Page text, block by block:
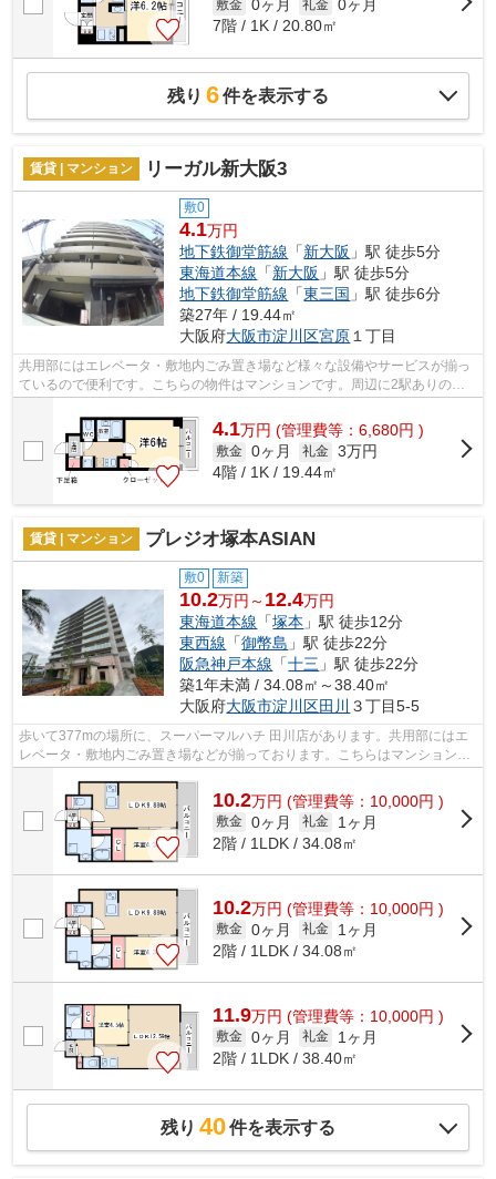
敷金 0ヶ月 礼金 0ヶ月
7階 / 1K / 20.80㎡
残り 6件を表示する
賃貸 | マンション リーガル新大阪3
敷0
4.1万円
地下鉄御堂筋線 「新大阪 」駅 徒歩5分
東海道本線 「新大阪 」駅 徒歩5分
地下鉄御堂筋線 「東三国 」駅 徒歩6分
築27年 / 19.44㎡
大阪府大阪市淀川区宮原 １丁目
共用部にはエレベータ・敷地内ごみ置き場など様々な設備やサービスが揃っ
ているので便利です。こちらの物件はマンションです。周辺に2駅ありの電
車通勤しやすい物件です。メンテナンス...
4.1万円 (管理費等：6,680円 )
敷金 0ヶ月 礼金 3万円
4階 / 1K / 19.44㎡
賃貸 | マンション プレジオ塚本ASIAN
敷0 新築
10.2万円～ 12.4万円
東海道本線 「塚本 」駅 徒歩12分
東西線 「御幣島 」駅 徒歩22分
阪急神戸本線 「十三 」駅 徒歩22分
築1年未満 / 34.08㎡～38.40㎡
大阪府大阪市淀川区田川 ３丁目5-5
歩いて377mの場所に、スーパーマルハチ 田川店があります。共用部にはエ
レベータ・敷地内ごみ置き場などが揃っております。こちらはマンションタ
10.2万円 (管理費等：10,000円 )
敷金 0ヶ月 礼金
1ヶ月
2階 / 1LDK / 34.08㎡
10.2万円 (管理費等：10,000円 )
敷金 0ヶ月 礼金
1ヶ月
2階 / 1LDK / 34.08㎡
11.9万円 (管理費等：10,000円 )
敷金 0ヶ月 礼金
1ヶ月
2階 / 1LDK / 38.40㎡
残り 40件を表示する